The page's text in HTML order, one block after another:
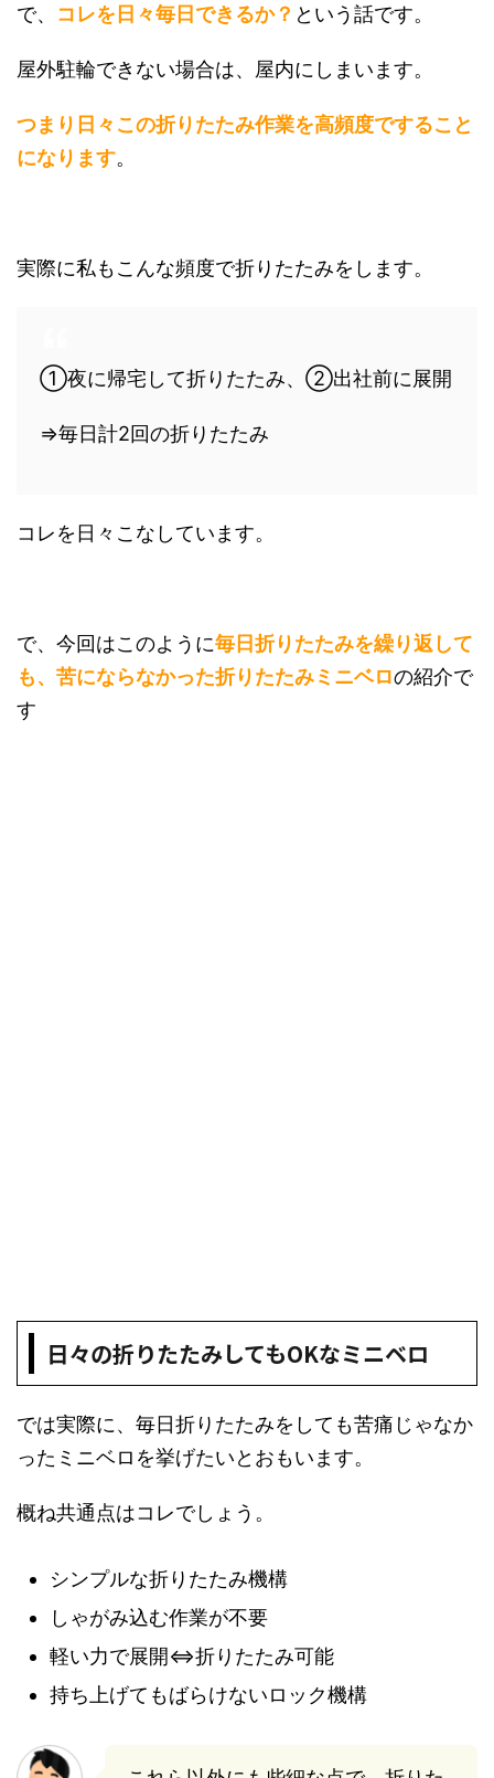
で、 コレを日々毎日できるか？ という話です。
屋外駐輪できない場合は、屋内にしまいます。
つまり日々この折りたたみ作業を高頻度ですること
になります。
実際に私もこんな頻度で折りたたみをします。
①夜に帰宅して折りたたみ、②出社前に展開
⇒毎日計2回の折りたたみ
コレを日々こなしています。
で、今回はこのように毎日折りたたみを繰り返して
も、苦にならなかった折りたたみミニベロの紹介で
す
日々の折りたたみしてもOKなミニベロ
では実際に、毎日折りたたみをしても苦痛じゃなか
ったミニベロを挙げたいとおもいます。
概ね共通点はコレでしょう。
シンプルな折りたたみ機構
しゃがみ込む作業が不要
軽い力で展開⇔折りたたみ可能
持ち上げてもばらけないロック機構